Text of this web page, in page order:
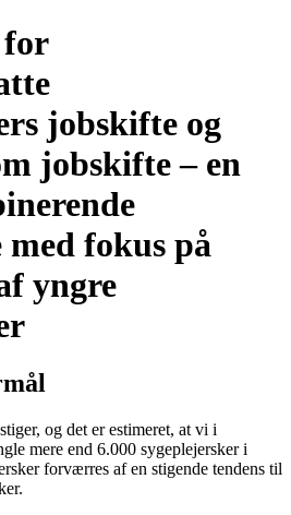
jobskifte og
jobskifte – en
med fokus på
yngre
og det er estimeret, at vi i
mere end 6.000 sygeplejersker i
forværres af en stigende tendens til